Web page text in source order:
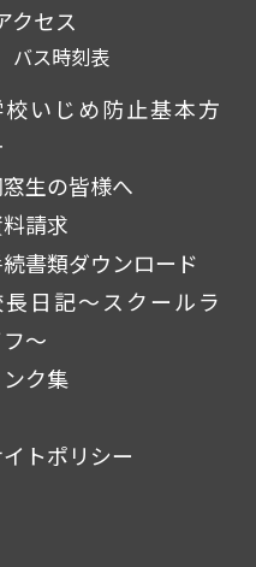
クセス
バス時刻表
校いじめ防止基本方
生の皆様へ
請求
書類ダウンロード
長日記～スクールラ
～
ンク集
トポリシー